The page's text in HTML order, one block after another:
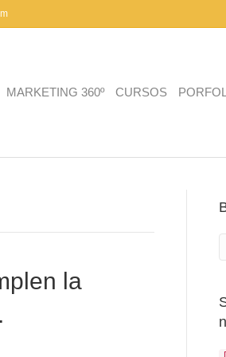
MARKETING 360º CURSOS
la